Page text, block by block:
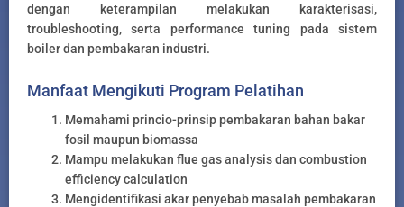
dengan keterampilan melakukan karakterisasi,
troubleshooting, serta performance tuning pada sistem
boiler dan pembakaran industri.
Manfaat Mengikuti Program Pelatihan
Memahami princio-prinsip pembakaran bahan bakar
fosil maupun biomassa
Mampu melakukan flue gas analysis dan combustion
efficiency calculation
Mengidentifikasi akar penyebab masalah pembakaran